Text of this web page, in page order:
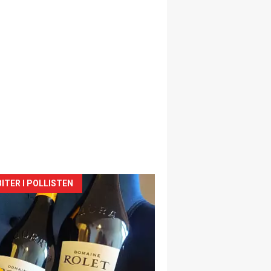
I POLLISTEN